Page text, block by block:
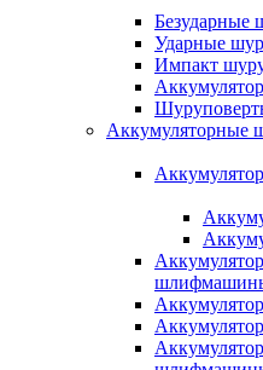
Безударные
Ударные
Импакт